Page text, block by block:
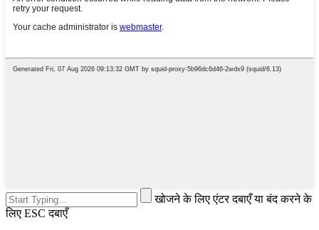
खोजने के लिए एंटर दबाएँ या बंद करने के
लिए ESC दबाएँ